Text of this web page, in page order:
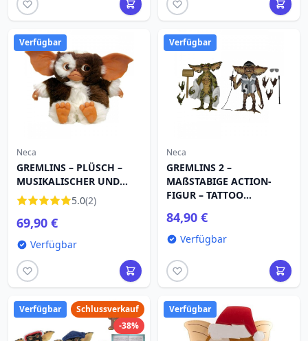
Verfügbar
Neca
GREMLINS – PLÜSCH –
MUSIKALISCHER UND
TANZGIZMO5.0(2)
69,90 €
Verfügbar
Verfügbar
Neca
GREMLINS 2 –
MAßSTABIGE ACTION-
FIGUR – TATTOO
84,90 €
Verfügbar
Schlussverkauf
-38%
Verfügbar Verfügbar